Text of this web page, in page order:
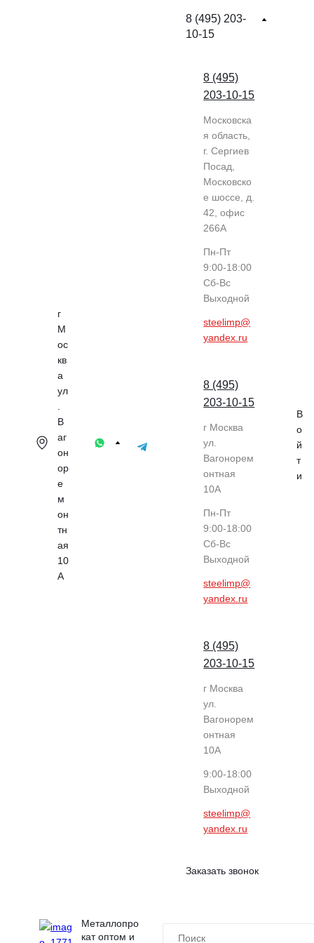
г
М
ос
кв
а
ул
В
аг
он
ор
е
м
он
тн
ая
10
А
8 (495) 203-
10-15
8 (495)
203-10-15
Московска
я область,
г. Сергиев
Посад,
Московско
е шоссе, д.
42, офис
266А
Пн-Пт
9:00-18:00
Cб-Вс
Выходной
steelimp@
yandex.ru
8 (495)
203-10-15
г Москва
ул.
Вагонорем
онтная
10А
Пн-Пт
9:00-18:00
Cб-Вс
Выходной
steelimp@
yandex.ru
8 (495)
203-10-15
г Москва
ул.
Вагонорем
онтная
10А
9:00-18:00
Выходной
steelimp@
yandex.ru
Заказать звонок
В
о
й
т
и
Металлопро
кат оптом и